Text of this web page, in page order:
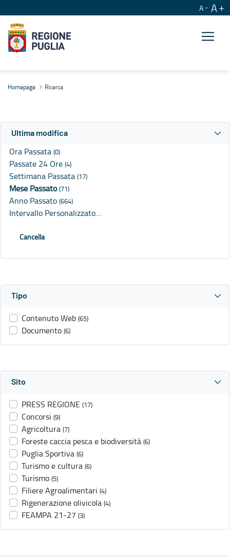
A A
Homepage Ricerca
Ultima modifica
Ora Passata (0)
Passate 24 Ore (4)
Settimana Passata (17)
Mese Passato(71)
Anno Passato (664)
Intervallo Personalizzato…
Cancella
Tipo
Contenuto Web (65)
Documento (6)
Sito
PRESS REGIONE (17)
Concorsi (9)
Agricoltura (7)
Foreste caccia pesca e biodiversità (6)
Puglia Sportiva (6)
Turismo e cultura (6)
Turismo (5)
Filiere Agroalimentari (4)
Rigenerazione olivicola (4)
FEAMPA 21-27 (3)